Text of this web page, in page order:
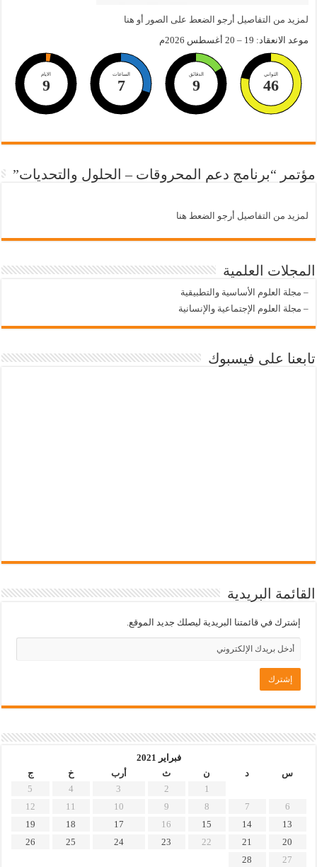
لمزيد من التفاصيل أرجو الضعط على الصور أو هنا
موعد الانعقاد: 19 – 20 أغسطس 2026م
الايام
9
الساعات
7
الدقائق
9
الثواني
46
مؤتمر “برنامج دعم المحروقات – الحلول والتحديات”
لمزيد من التفاصيل أرجو الضعط هنا
المجلات العلمية
– مجلة العلوم الأساسية والتطبيقية
– مجلة العلوم الإجتماعية والإنسانية
تابعنا على فيسبوك
القائمة البريدية
إشترك في قائمتنا البريدية ليصلك جديد الموقع.
فبراير 2021
س
د ن ث أرب خ
ج
1
2
3
4
5
6
7
8
9
10
11
12
13
14
15
16
17
18
19
20
21
22
23
24
25
26
27
28